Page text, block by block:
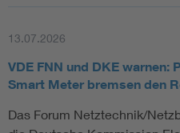
13.07.2026
VDE FNN und DKE warnen:
Smart Meter bremsen den
Das Forum Netztechnik/